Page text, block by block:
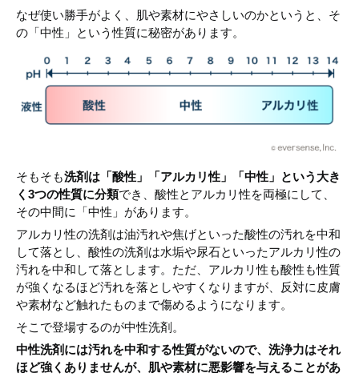
なぜ使い勝手がよく、肌や素材にやさしいのかというと、そ
の「中性」という性質に秘密があります。
そもそも洗剤は「酸性」「アルカリ性」「中性」という大き
く3つの性質に分類でき、酸性とアルカリ性を両極にして、
その中間に「中性」があります。
アルカリ性の洗剤は油汚れや焦げといった酸性の汚れを中和
して落とし、酸性の洗剤は水垢や尿石といったアルカリ性の
汚れを中和して落とします。ただ、アルカリ性も酸性も性質
が強くなるほど汚れを落としやすくなりますが、反対に皮膚
や素材など触れたものまで傷めるようになります。
そこで登場するのが中性洗剤。
中性洗剤には汚れを中和する性質がないので、洗浄力はそれ
ほど強くありませんが、肌や素材に悪影響を与えることがあ